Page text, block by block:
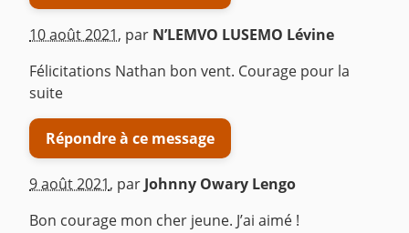
10 août 2021, par N’LEMVO LUSEMO Lévine
Félicitations Nathan bon vent. Courage pour la
suite
Répondre à ce message
9 août 2021, par Johnny Owary Lengo
Bon courage mon cher jeune. J’ai aimé !